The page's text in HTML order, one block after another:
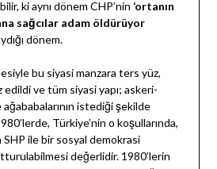
ki aynı dönem CHP’nin ‘ortanın
sağcılar adam öldürüyor
dönem.
bu siyasi manzara ters yüz,
ve tüm siyasi yapı; askeri-
istediği şekilde
Türkiye’nin o koşullarında,
SHP ile bir sosyal demokrasi
değerlidir. 1980’lerin